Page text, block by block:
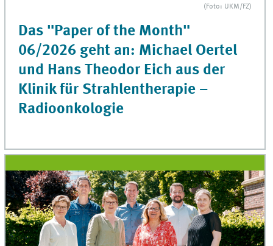
(Foto: UKM/FZ)
Das "Paper of the Month"
06/2026 geht an: Michael Oertel
und Hans Theodor Eich aus der
Klinik für Strahlentherapie –
Radioonkologie